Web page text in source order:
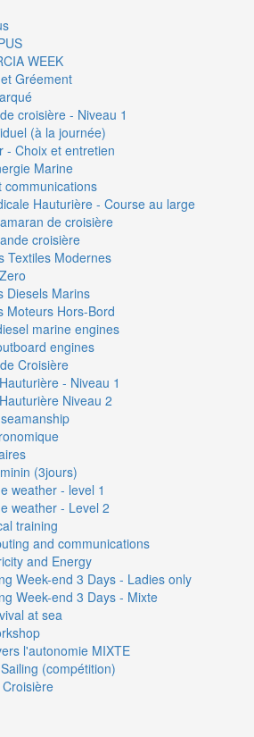
WEEK
Gréement
croisière - Niveau 1
(à la journée)
- Choix et entretien
Marine
communications
Hauturière - Course au large
de croisière
croisière
Textiles Modernes
Diesels Marins
Moteurs Hors-Bord
marine engines
engines
Croisière
- Niveau 1
Niveau 2
(3jours)
weather - level 1
weather - Level 2
training
and communications
and Energy
Week-end 3 Days - Ladies only
Week-end 3 Days - Mixte
at sea
l'autonomie MIXTE
(compétition)